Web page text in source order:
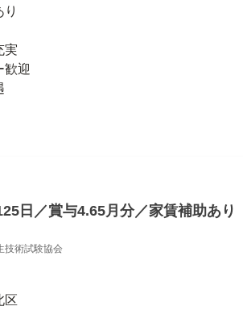
り
実
歓迎
日／賞与4.65月分／家賃補助あり
技術試験協会
区